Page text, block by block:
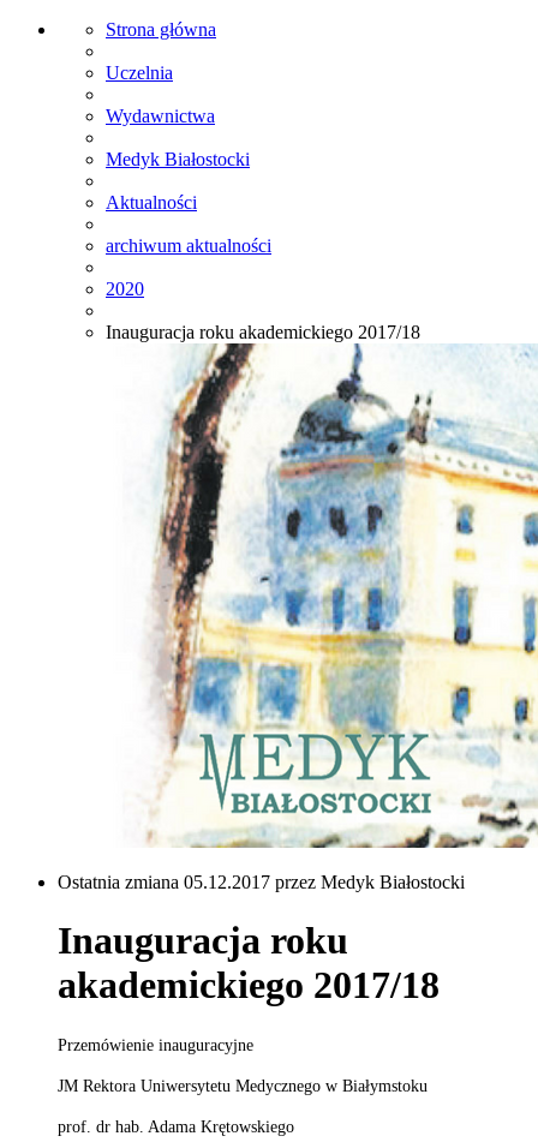
Strona główna
Uczelnia
Wydawnictwa
Medyk Białostocki
Aktualności
archiwum aktualności
2020
Inauguracja roku akademickiego 2017/18
Ostatnia zmiana 05.12.2017 przez Medyk Białostocki
Inauguracja roku
akademickiego 2017/18
Przemówienie inauguracyjne
JM Rektora Uniwersytetu Medycznego w Białymstoku
prof. dr hab. Adama Krętowskiego